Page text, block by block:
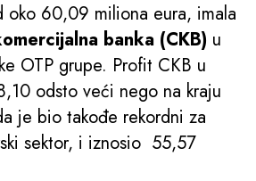
60,09 miliona eura, imala
banka (CKB) u
OTP grupe. Profit CKB u
odsto veći nego na kraju
je bio takođe rekordni za
sektor, i iznosio 55,57